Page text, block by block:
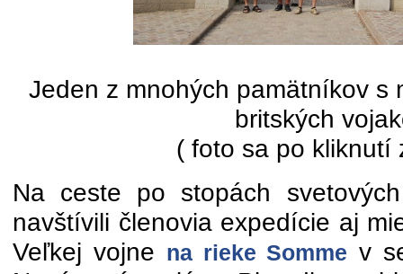
Jeden z mnohých pamätníkov s
britských
( foto sa po kliknutí
Na ceste po stopách
navštívili členovia expedície aj
Veľkej vojne na rieke Somme v